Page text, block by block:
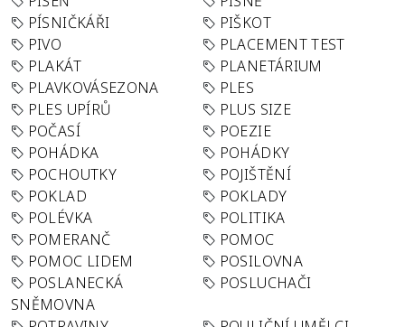
PÍSNIČKÁŘI
PIŠKOT
PIVO
PLACEMENT TEST
PLAKÁT
PLANETÁRIUM
PLAVKOVÁSEZONA
PLES
PLES UPÍRŮ
PLUS SIZE
POČASÍ
POEZIE
POHÁDKA
POHÁDKY
POCHOUTKY
POJIŠTĚNÍ
POKLAD
POKLADY
POLÉVKA
POLITIKA
POMERANČ
POMOC
POMOC LIDEM
POSILOVNA
POSLANECKÁ
SNĚMOVNA
POSLUCHAČI